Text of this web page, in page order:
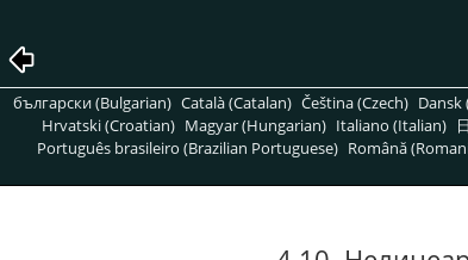
български (Bulgarian) Català (Catalan) Čeština (Czech) Dansk
Hrvatski (Croatian) Magyar (Hungarian) Italiano (Italian)
Português brasileiro (Brazilian Portuguese) Română